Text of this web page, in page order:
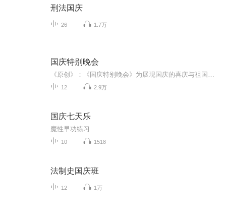
刑法国庆
26 1.7万
国庆特别晚会
12 2.9万
国庆七天乐
魔性早功练习
10 1518
法制史国庆班
12 1万